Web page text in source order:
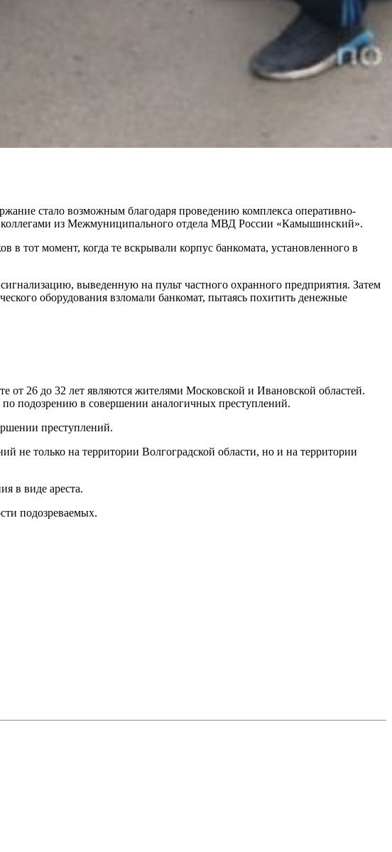
стало возможным благодаря проведению комплекса оперативно-
коллегами из Межмуниципального отдела МВД России «Камышинский».
тот момент, когда те вскрывали корпус банкомата, установленного в
выведенную на пульт частного охранного предприятия. Затем
оборудования взломали банкомат, пытаясь похитить денежные
26 до 32 лет являются жителями Московской и Ивановской областей.
подозрению в совершении аналогичных преступлений.
преступлений.
не только на территории Волгоградской области, но и на территории
в виде ареста.
подозреваемых.